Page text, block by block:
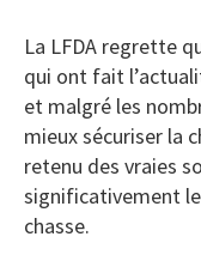
La LFDA regrette
qui ont fait
et malgré les
mieux sécuriser la
retenu des vraies
significativement
chasse.